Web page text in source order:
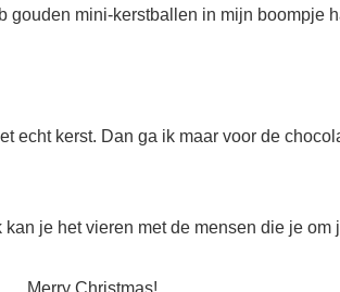
gouden mini-kerstballen in mijn boompje
kerst. Dan ga ik maar voor de
je het vieren met de mensen die je